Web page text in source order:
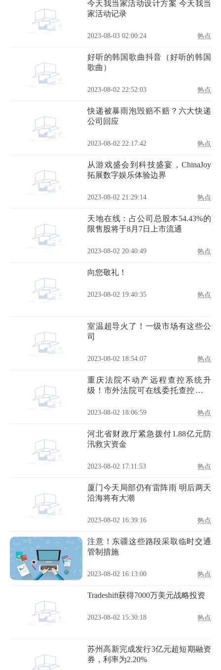
今天我当家活动设计方案 今天我当
家活动记录
2023-08-03 02:00:24 热点
好听的韩国歌曲抖音（好听的韩国
歌曲）
2023-08-02 22:52:03 热点
快递被暴雨泡毁赔不赔？六大快递
公司回应
2023-08-02 22:17:42 热点
从游戏盛会到科技盛宴，ChinaJoy
拓展数字娱乐体验边界
2023-08-02 21:29:14 热点
天地在线：占公司总股本54.43%的
限售股将于8月7日上市流通
2023-08-02 20:40:49 热点
向您敬礼！
2023-08-02 19:40:35 热点
室温超导火了！一级市场有这些公
司
2023-08-02 18:54:07 热点
重庆法院不动产远程查控系统升
级！市外法院可在线委托查控重庆
2023-08-02 18:06:59 热点
河北省财政厅紧急拨付1.88亿元防
汛救灾资金
2023-08-02 17:11:53 热点
厦门今天局部仍有雷阵雨 明后两天
沿海将有大潮
2023-08-02 16:39:16 热点
注意！东疆这些路段采取临时交通
管制措施
2023-08-02 16:13:00 热点
Tradeshift获得7000万美元战略投资
2023-08-02 15:30:18 热点
苏州高新完成发行3亿元超短期融资
券，利率为2.20%